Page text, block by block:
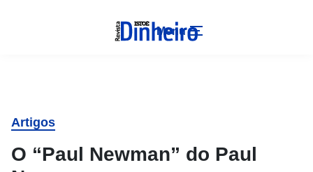
Menu
Artigos
O “Paul Newman” do Paul